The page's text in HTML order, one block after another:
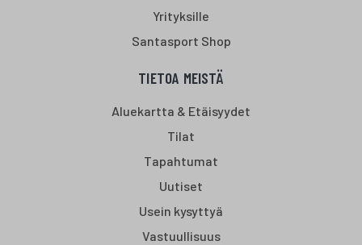
Yrityksille
Santasport Shop
TIETOA MEISTÄ
Aluekartta & Etäisyydet
Tilat
Tapahtumat
Uutiset
Usein kysyttyä
Vastuullisuus